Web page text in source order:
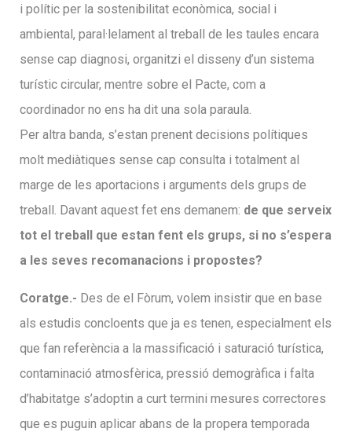
i polític per la sostenibilitat econòmica, social i
ambiental, paral·lelament al treball de les taules encara
sense cap diagnosi, organitzi el disseny d’un sistema
turístic circular, mentre sobre el Pacte, com a
coordinador no ens ha dit una sola paraula.
Per altra banda, s’estan prenent decisions polítiques
molt mediàtiques sense cap consulta i totalment al
marge de les aportacions i arguments dels grups de
treball. Davant aquest fet ens demanem: de que serveix
tot el treball que estan fent els grups, si no s’espera
a les seves recomanacions i propostes?
Coratge.- Des de el Fòrum, volem insistir que en base
als estudis concloents que ja es tenen, especialment els
que fan referència a la massificació i saturació turística,
contaminació atmosfèrica, pressió demogràfica i falta
d’habitatge s’adoptin a curt termini mesures correctores
que es puguin aplicar abans de la propera temporada